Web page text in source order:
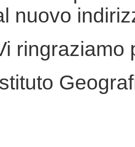
nuovo
ringraziamo